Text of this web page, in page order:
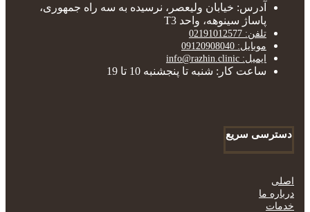
آدرس: خیابان ولیعصر، نرسیده به سه راه جمهوری،
پاساژ سینوهه، واحد T3
تلفن: 02191012577
موبایل: 09120908040
ایمیل: info@razhin.clinic
ساعت کار: شنبه تا پنجشنبه 10 تا 19
دسترسی سریع
اصلی
درباره ما
خدمات